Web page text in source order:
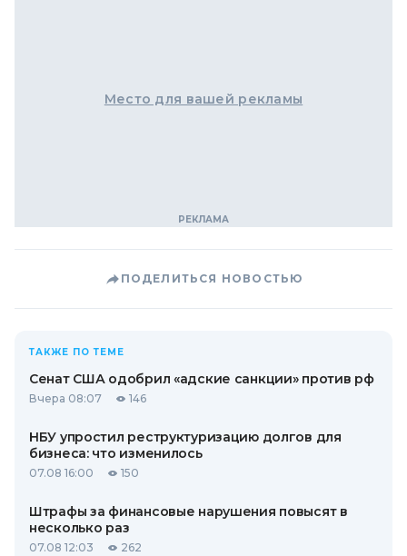
Место для вашей рекламы
ПОДЕЛИТЬСЯ НОВОСТЬЮ
ТАКЖЕ ПО ТЕМЕ
Сенат США одобрил «адские санкции» против рф
Вчера 08:07 146
НБУ упростил реструктуризацию долгов для
бизнеса: что изменилось
07.08 16:00 150
Штрафы за финансовые нарушения повысят в
несколько раз
07.08 12:03 262